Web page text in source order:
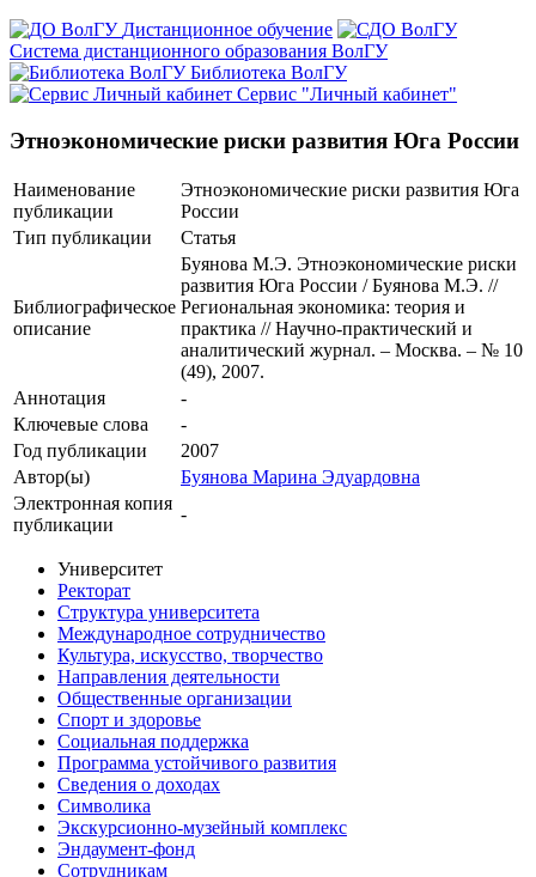
Дистанционное обучение
Система дистанционного образования ВолГУ
Библиотека ВолГУ
Сервис "Личный кабинет"
Этноэкономические риски развития Юга России
Наименование
публикации
Этноэкономические риски развития Юга
России
Тип публикации
Статья
Библиографическое
описание
Буянова М.Э. Этноэкономические риски
развития Юга России / Буянова М.Э. //
Региональная экономика: теория и
практика // Научно-практический и
аналитический журнал. – Москва. – № 10
(49), 2007.
Аннотация
-
Ключевые cлова
-
Год публикации
2007
Автор(ы)
Буянова Марина Эдуардовна
Электронная копия
публикации
-
Университет
Ректорат
Структура университета
Международное сотрудничество
Культура, искусство, творчество
Направления деятельности
Общественные организации
Спорт и здоровье
Социальная поддержка
Программа устойчивого развития
Сведения о доходах
Символика
Экскурсионно-музейный комплекс
Эндаумент-фонд
Сотрудникам